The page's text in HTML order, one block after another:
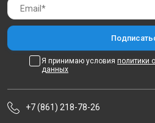
Я принимаю условия политики
данных
+7 (861) 218-78-26